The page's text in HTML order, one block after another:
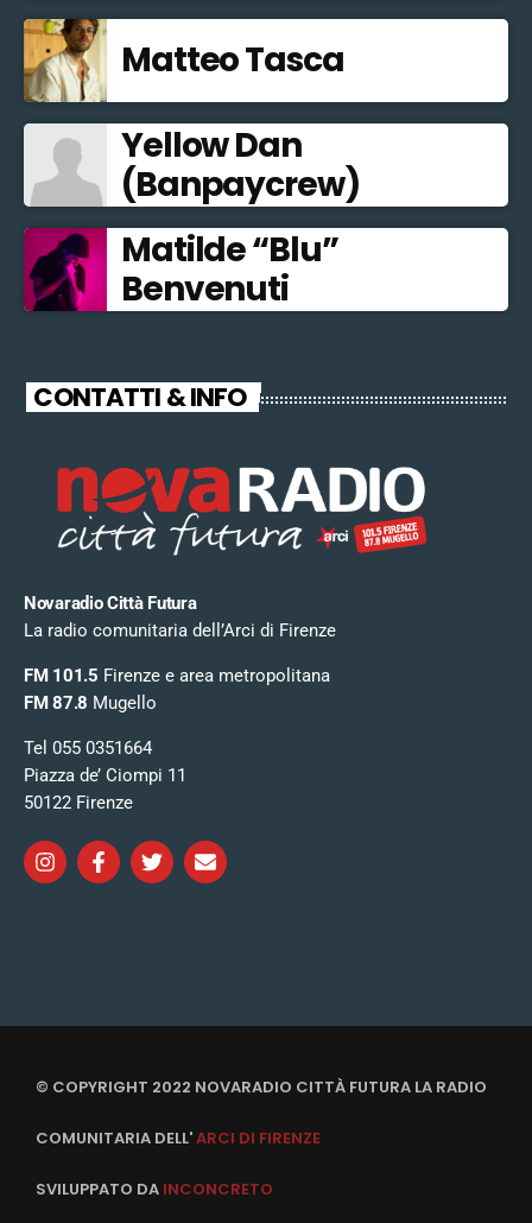
Matteo Tasca
Yellow Dan
(Banpaycrew)
Matilde “Blu”
Benvenuti
CONTATTI & INFO
Novaradio Città Futura
La radio comunitaria dell’Arci di Firenze
FM 101.5 Firenze e area metropolitana
FM 87.8 Mugello
Tel 055 0351664
Piazza de’ Ciompi 11
50122 Firenze
© COPYRIGHT 2022 NOVARADIO CITTÀ FUTURA LA RADIO
COMUNITARIA DELL'ARCI DI FIRENZE
SVILUPPATO DA INCONCRETO